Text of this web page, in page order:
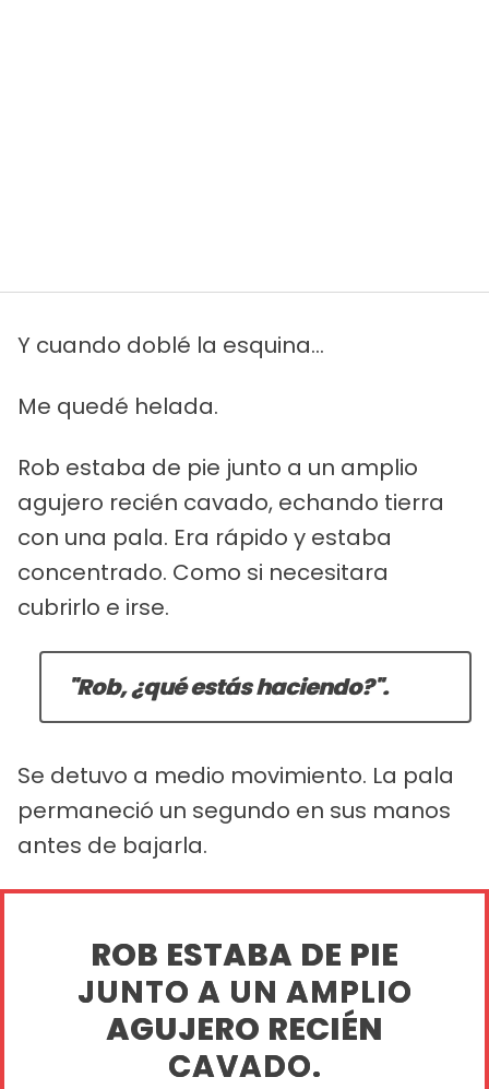
Y cuando doblé la esquina...
Me quedé helada.
Rob estaba de pie junto a un amplio
agujero recién cavado, echando tierra
con una pala. Era rápido y estaba
concentrado. Como si necesitara
cubrirlo e irse.
"Rob, ¿qué estás haciendo?".
Se detuvo a medio movimiento. La pala
permaneció un segundo en sus manos
antes de bajarla.
ROB ESTABA DE PIE
JUNTO A UN AMPLIO
AGUJERO RECIÉN
CAVADO.